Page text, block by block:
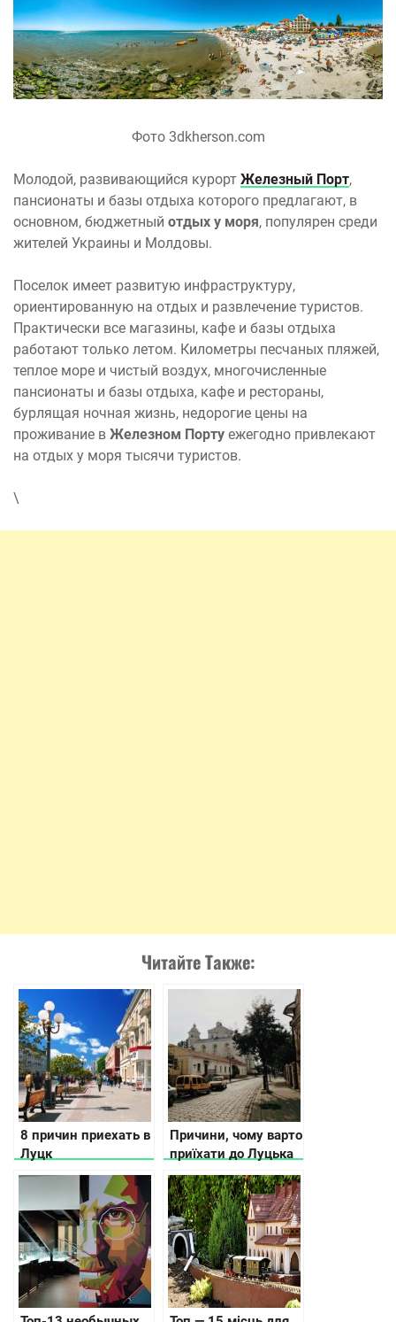
Фото 3dkherson.com
Молодой, развивающийся курорт Железный Порт,
пансионаты и базы отдыха которого предлагают, в
основном, бюджетный отдых у моря, популярен среди
жителей Украины и Молдовы.
Поселок имеет развитую инфраструктуру,
ориентированную на отдых и развлечение туристов.
Практически все магазины, кафе и базы отдыха
работают только летом. Километры песчаных пляжей,
теплое море и чистый воздух, многочисленные
пансионаты и базы отдыха, кафе и рестораны,
бурлящая ночная жизнь, недорогие цены на
проживание в Железном Порту ежегодно привлекают
на отдых у моря тысячи туристов.
\
Читайте Также:
8 причин приехать в
Луцк
Причини, чому варто
приїхати до Луцька
+ відео